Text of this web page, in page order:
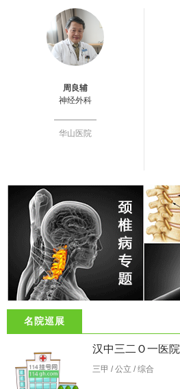
周良辅
神经外科
华山医院
名院巡展
汉中三二Ｏ一医院
三甲 / 公立 / 综合